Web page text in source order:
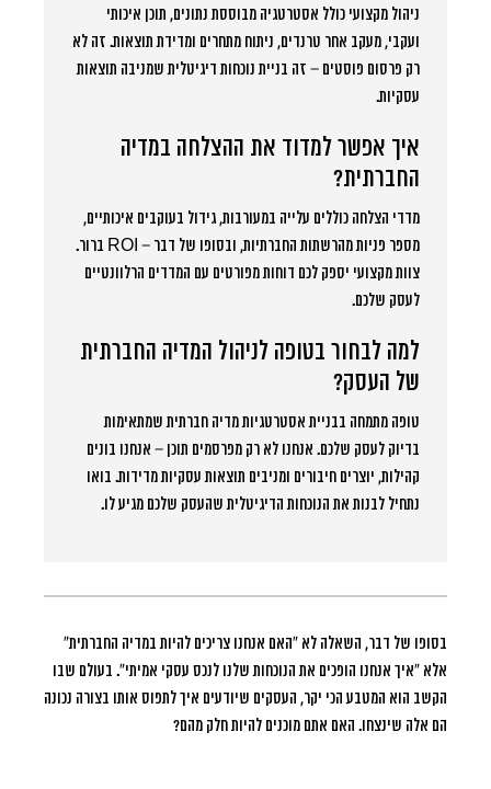
ניהול מקצועי כולל אסטרטגיה מבוססת נתונים, תוכן איכותי
ועקבי, מעקב אחר טרנדים, ניתוח מתחרים ומדידת תוצאות. זה לא
רק פרסום פוסטים – זה בניית נוכחות דיגיטלית שמניבה תוצאות
עסקיות.
איך אפשר למדוד את ההצלחה במדיה
החברתית?
מדדי הצלחה כוללים עלייה במעורבות, גידול בעוקבים איכותיים,
מספר פניות מהרשתות החברתיות, ובסופו של דבר – ROI ברור.
צוות מקצועי יספק לכם דוחות מפורטים עם המדדים הרלוונטיים
לעסק שלכם.
למה לבחור בטופה לניהול המדיה החברתית
של העסק?
טופה מתמחה בבניית אסטרטגיות מדיה חברתית שמתאימות
בדיוק לעסק שלכם. אנחנו לא רק מפרסמים תוכן – אנחנו בונים
קהילות, יוצרים חיבורים ומניבים תוצאות עסקיות מדידות. בואו
נתחיל לבנות את הנוכחות הדיגיטלית שהעסק שלכם מגיע לו.
בסופו של דבר, השאלה לא “האם אנחנו צריכים להיות במדיה החברתית”
אלא “איך אנחנו הופכים את הנוכחות שלנו לנכס עסקי אמיתי”. בעולם שבו
הקשב הוא המטבע הכי יקר, העסקים שיודעים איך לתפוס אותו בצורה נכונה
הם אלה שינצחו. האם אתם מוכנים להיות חלק מהם?